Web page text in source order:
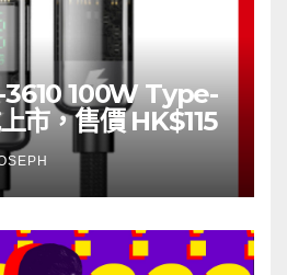
100W Type-
市，售價 HK$115